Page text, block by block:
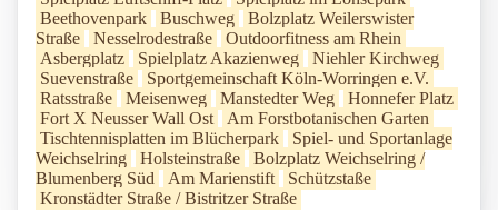
Beethovenpark
Buschweg
Bolzplatz Weilerswister
Straße
Nesselrodestraße
Outdoorfitness am Rhein
Asbergplatz
Spielplatz Akazienweg
Niehler Kirchweg
Suevenstraße
Sportgemeinschaft Köln-Worringen e.V.
Ratsstraße
Meisenweg Manstedter Weg
Honnefer Platz
Fort X Neusser Wall Ost
Am Forstbotanischen Garten
Tischtennisplatten im Blücherpark
Spiel- und Sportanlage
Weichselring
Holsteinstraße
Bolzplatz Weichselring /
Blumenberg Süd
Am Marienstift
Schützstaße
Kronstädter Straße / Bistritzer Straße